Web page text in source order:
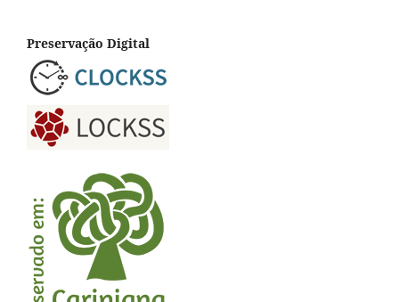
Preservação Digital